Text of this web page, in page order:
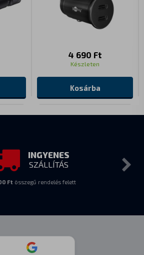
4 690 Ft
Készleten
Kosárba
INGYENES
SZÁLLÍTÁS
Ft összegű rendelés felett